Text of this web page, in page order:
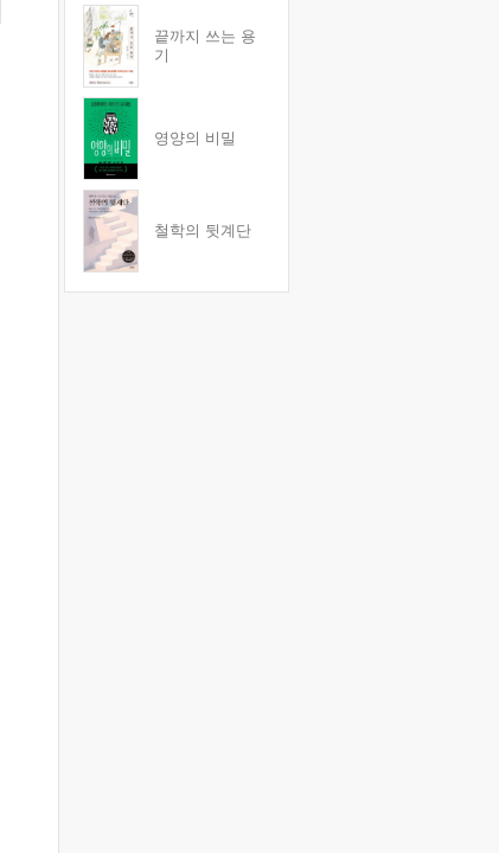
끝까지 쓰는 용
기
영양의 비밀
철학의 뒷계단